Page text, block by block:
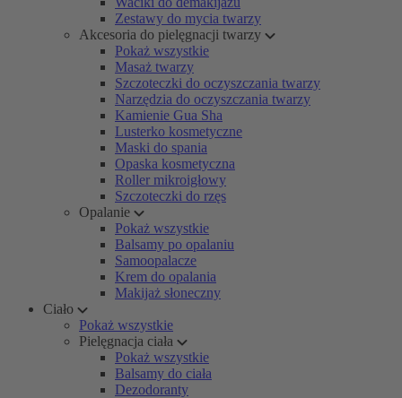
Zestawy do mycia twarzy
Akcesoria do pielęgnacji twarzy
Pokaż wszystkie
Masaż twarzy
Szczoteczki do oczyszczania twarzy
Narzędzia do oczyszczania twarzy
Kamienie Gua Sha
Lusterko kosmetyczne
Maski do spania
Opaska kosmetyczna
Roller mikroigłowy
Szczoteczki do rzęs
Opalanie
Pokaż wszystkie
Balsamy po opalaniu
Samoopalacze
Krem do opalania
Makijaż słoneczny
Ciało
Pokaż wszystkie
Pielęgnacja ciała
Pokaż wszystkie
Balsamy do ciała
Dezodoranty